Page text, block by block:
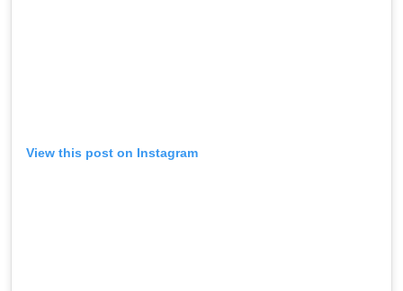
View this post on Instagram